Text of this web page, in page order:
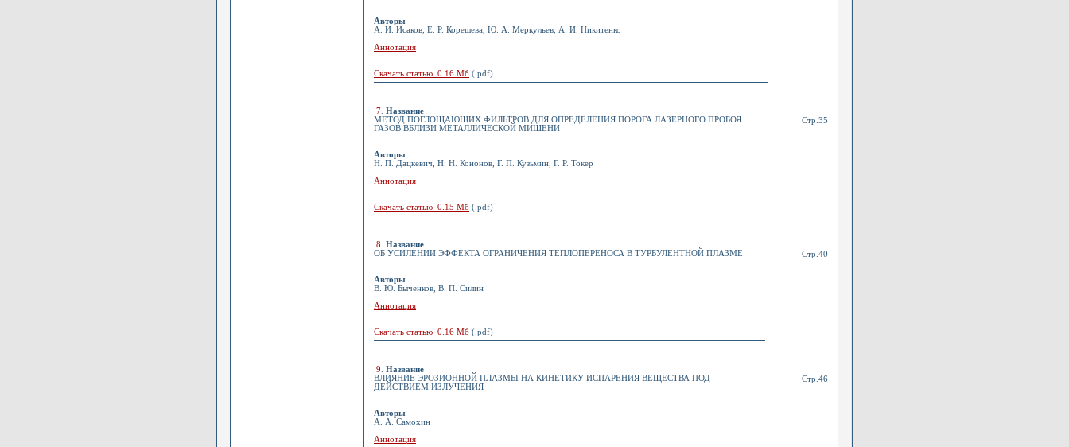
Авторы
А. И. Исаков, Е. Р. Корешева, Ю. А. Меркульев, А. И. Никитенко
Аннотация
Скачать статью 0.16 Мб (.pdf)
7 Название
МЕТОД ПОГЛОЩАЮЩИХ ФИЛЬТРОВ ДЛЯ ОПРЕДЕЛЕНИЯ ПОРОГА ЛАЗЕРНОГО ПРОБОЯ
ГАЗОВ ВБЛИЗИ МЕТАЛЛИЧЕСКОЙ МИШЕНИ
Авторы
Н. П. Дацкевич, Н. Н. Кононов, Г. П. Кузьмин, Г. Р. Токер
Аннотация
Скачать статью 0.15 Мб (.pdf)
Стр.35
8
Название
ОБ УСИЛЕНИИ ЭФФЕКТА ОГРАНИЧЕНИЯ ТЕПЛОПЕРЕНОСА В ТУРБУЛЕНТНОЙ ПЛАЗМЕ
Авторы
В. Ю. Быченков, В. П. Силин
Аннотация
Скачать статью 0.16 Мб (.pdf)
Стр.40
9
Название
ВЛИЯНИЕ ЭРОЗИОННОЙ ПЛАЗМЫ НА КИНЕТИКУ ИСПАРЕНИЯ ВЕЩЕСТВА ПОД
ДЕЙСТВИЕМ ИЗЛУЧЕНИЯ
Авторы
А. А. Самохин
Аннотация
Стр.46